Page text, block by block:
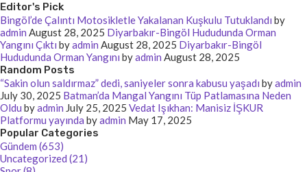
Editor's Pick
Bingöl’de Çalıntı Motosikletle Yakalanan Kuşkulu Tutuklandı by
admin August 28, 2025 Diyarbakır-Bingöl Hududunda Orman
Yangını Çıktı byadmin August 28, 2025 Diyarbakır-Bingöl
Hududunda Orman Yangını byadmin August 28, 2025
Random Posts
“Sakin olun saldırmaz” dedi, saniyeler sonra kabusu yaşadı byadmin
July 30, 2025 Batman’da Mangal Yangını Tüp Patlamasına Neden
Oldu byadmin July 25, 2025 Vedat Işıkhan: Manisiz İŞKUR
Platformu yayında byadmin May 17, 2025
Popular Categories
Gündem (653)
Uncategorized (21)